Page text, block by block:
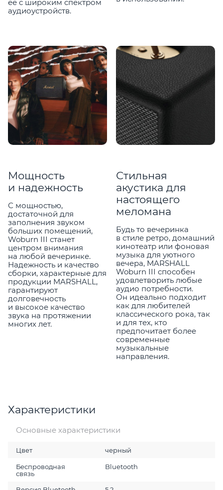
ее с широким спектром
аудиоустройств.
Мощность
и надежность
С мощностью,
достаточной для
заполнения звуком
больших помещений,
Woburn III станет
центром внимания
на любой вечеринке.
Надежность и качество
сборки, характерные для
продукции MARSHALL,
гарантируют
долговечность
и высокое качество
звука на протяжении
многих лет.
Стильная
акустика для
настоящего
меломана
Будь то вечеринка
в стиле ретро, домашний
кинотеатр или фоновая
музыка для уютного
вечера, MARSHALL
Woburn III способен
удовлетворить любые
аудио потребности.
Он идеально подходит
как для любителей
классического рока, так
и для тех, кто
предпочитает более
современные
музыкальные
направления.
Характеристики
Основные характеристики
Цвет черный
Беспроводная
связь
Bluetooth